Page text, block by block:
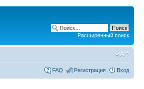
Расширенный поиск
FAQ Регистрация Вход